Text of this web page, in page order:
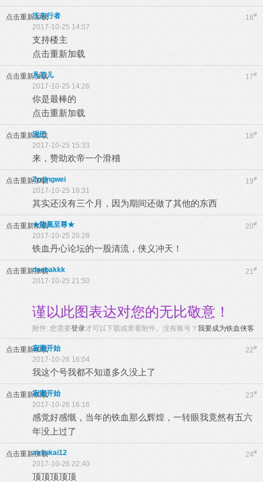
点击重新加载 16#
江东行者
2017-10-25 14:07
支持楼主
点击重新加载
点击重新加载 17#
凡芯儿
2017-10-25 14:26
你是最棒的
点击重新加载
点击重新加载 18#
泥巴
2017-10-25 15:33
来，赞助欢帝一个滑稽
点击重新加载 19#
Zzrjingwei
2017-10-25 18:31
其实还没有三个月，因为期间还做了其他的东西
点击重新加载 20#
★龍凰至尊★
2017-10-25 20:28
铁血丹心论坛的一股清流，侠义冲天！
点击重新加载 21#
daobakkk
2017-10-25 21:50
谨以此图表达对您的无比敬意！
附件: 您需要登录才可以下载或查看附件。没有账号？ 我要成为铁血侠客
点击重新加载 22#
寂寞开始
2017-10-26 16:04
我这个号我都不知道多久没上了
点击重新加载 23#
寂寞开始
2017-10-26 16:16
感觉好感慨，当年的铁血那么辉煌，一转眼我竟然有五六
年没上过了
点击重新加载 24#
airliukai12
2017-10-26 22:40
顶顶顶顶顶